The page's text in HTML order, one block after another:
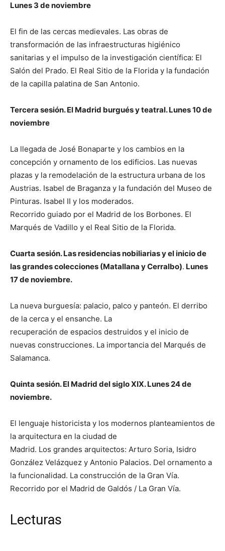
Lunes 3 de noviembre
El fin de las cercas medievales. Las obras de
transformación de las infraestructuras higiénico
sanitarias y el impulso de la investigación científica: El
Salón del Prado. El Real Sitio de la Florida y la fundación
de la capilla palatina de San Antonio.
Tercera sesión. El Madrid burgués y teatral. Lunes 10 de
noviembre
La llegada de José Bonaparte y los cambios en la
concepción y ornamento de los edificios. Las nuevas
plazas y la remodelación de la estructura urbana de los
Austrias. Isabel de Braganza y la fundación del Museo de
Pinturas. Isabel II y los moderados.
Recorrido guiado por el Madrid de los Borbones. El
Marqués de Vadillo y el Real Sitio de la Florida.
Cuarta sesión.Las residencias nobiliarias y el inicio de
las grandes colecciones (Matallana y Cerralbo). Lunes
17 de noviembre.
La nueva burguesía: palacio, palco y panteón. El derribo
de la cerca y el ensanche. La
recuperación de espacios destruidos y el inicio de
nuevas construcciones. La importancia del Marqués de
Salamanca.
Quinta sesión. El Madrid del siglo XIX. Lunes 24 de
noviembre.
El lenguaje historicista y los modernos planteamientos de
la arquitectura en la ciudad de
Madrid. Los grandes arquitectos: Arturo Soria, Isidro
González Velázquez y Antonio Palacios. Del ornamento a
la funcionalidad. La construcción de la Gran Vía.
Recorrido por el Madrid de Galdós / La Gran Vía.
Lecturas